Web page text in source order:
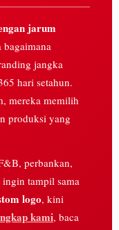
jarum
bagaimana
jangka
hari setahun.
mereka memilih
produksi yang
perbankan,
tampil sama
logo, kini
kami, baca